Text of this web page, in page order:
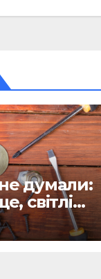
думали:
світлі